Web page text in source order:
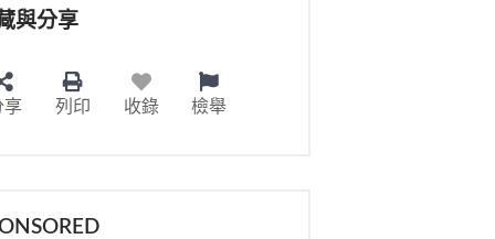
與分享
享 列印 收錄 檢舉